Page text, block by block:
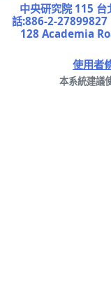
中央研究院 115
話:886-2-
128 Academia
使用者
本系統建議